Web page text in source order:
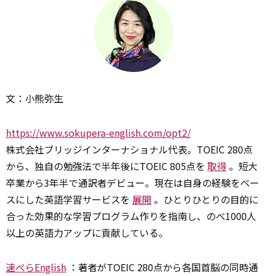
文：小熊弥生
https://www.sokupera-english.com/opt2/
株式会社ブリッジインターナショナル代表。TOEIC 280点
から、独自の勉強法で半年後にTOEIC 805点を 取得 。短大
卒業から3年半で通訳者デビュー。現在は自身の経験をベー
スにした英語学習サービスを 展開 。ひとりひとりの目的に
合った効果的な学習プログラム作りを指南し、のべ1000人
以上の英語力アップに貢献している。
速ぺらEnglish ：著者がTOEIC 280点から各国首脳の同時通